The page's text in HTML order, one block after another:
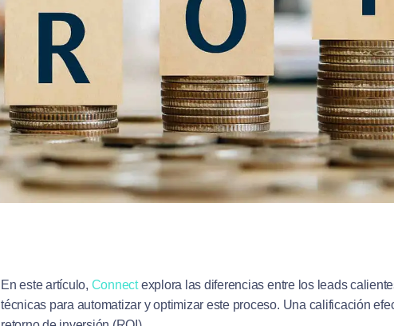
En este artículo, Connectexplora las diferencias entre los leads
técnicas para automatizar y optimizar este proceso. Una calificación